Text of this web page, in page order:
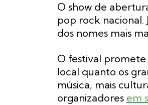
O show de
pop rock nacional.
dos nomes mais
O festival
local quanto os
música, mais
organizadores em